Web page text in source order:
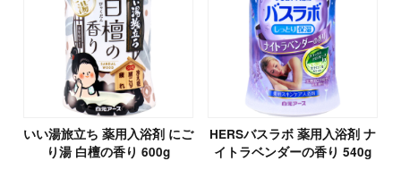
いい湯旅立ち 薬用入浴剤 にご
り湯 白檀の香り 600g
HERSバスラボ 薬用入浴剤 ナ
イトラベンダーの香り 540g